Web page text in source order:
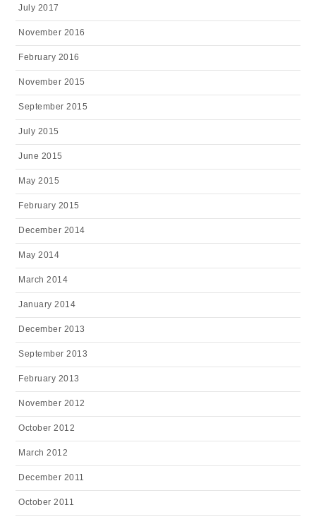
July 2017
November 2016
February 2016
November 2015
September 2015
July 2015
June 2015
May 2015
February 2015
December 2014
May 2014
March 2014
January 2014
December 2013
September 2013
February 2013
November 2012
October 2012
March 2012
December 2011
October 2011